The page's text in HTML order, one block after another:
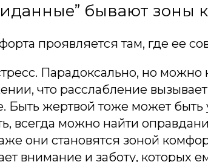
бывают зоны
проявляется там, где ее
Парадоксально, но можно
что расслабление вызывает
Быть жертвой тоже может
всегда можно найти
они становятся зоной
внимание и заботу, которых